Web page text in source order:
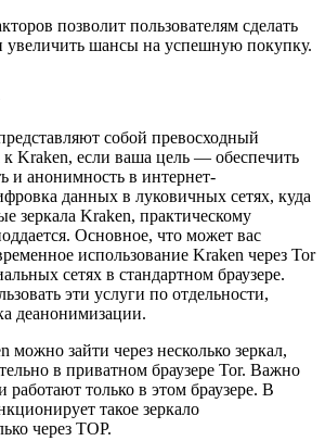
позволит пользователям сделать
увеличить шансы на успешную покупку.
собой превосходный
к Kraken, если ваша цель — обеспечить
и анонимность в интернет-
данных в луковичных сетях, куда
зеркала Kraken, практическому
Основное, что может вас
использование Kraken через Tor
сетях в стандартном браузере.
эти услуги по отдельности,
деанонимизации.
зайти через несколько зеркал,
в приватном браузере Tor. Важно
работают только в этом браузере. В
такое зеркало
через ТОР.